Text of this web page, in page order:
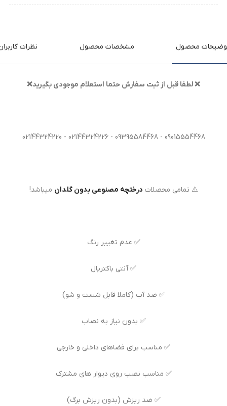
محصول مشخصات محصول نظرات
❌ لطفا قبل از ثبت سفارش حتما استعلام موجودی بگیرید❌
09015554468 - 09395584468 - 02144324226 - 02144324220
⚠️ تمامی محصلات درختچه مصنوعی بدون گلدان میباشد!
✅ عدم تغییر رنگ
✅ آنتی باکتریال
✅ ضد آب (کاملا قابل شست و شو)
✅ بدون نیاز به نصاب
✅ مناسب برای فضاهای داخلی و خارجی
✅ مناسب نصب روی دیوار های مشترک
✅ ضد ریزش (بدون ریزش برگ)